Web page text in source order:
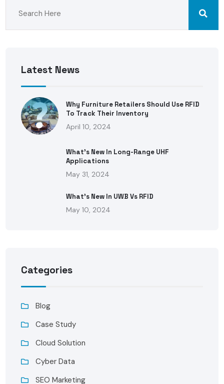
Latest News
Why Furniture Retailers Should Use RFID
To Track Their Inventory
April 10, 2024
What’s New In Long-Range UHF
Applications
May 31, 2024
What’s New In UWB Vs RFID
May 10, 2024
Categories
Blog
Case Study
Cloud Solution
Cyber Data
SEO Marketing